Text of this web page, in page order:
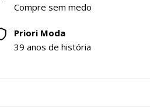
Compre sem medo
Priori Moda
39 anos de história